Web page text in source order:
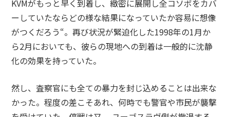
KVMがもっと早く到着し、緻密に展開し全コソボをカバ
ーしていたならどの様な結果になっていたか容易に想像
がつくだろう“。再び状況が緊迫化した1998年の1月か
ら2月においても、彼らの現地への到着は一般的に沈静
化の効果を持っていた。
然し、査察官にも全ての暴力を封じ込めることは出来な
かった。程度の差こそあれ、何時でも警官や市民が襲撃